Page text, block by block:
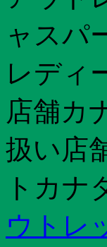
ャスパ
レディ
店舗カ
扱い店
トカナ
ウトレ